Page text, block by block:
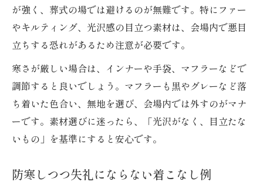
が強く、葬式の場では避けるのが無難です。特にファー
やキルティング、光沢感の目立つ素材は、会場内で悪目
立ちする恐れがあるため注意が必要です。
寒さが厳しい場合は、インナーや手袋、マフラーなどで
調節すると良いでしょう。マフラーも黒やグレーなど落
ち着いた色合い、無地を選び、会場内では外すのがマナ
ーです。素材選びに迷ったら、「光沢がなく、目立たな
いもの」を基準にすると安心です。
防寒しつつ失礼にならない着こなし例